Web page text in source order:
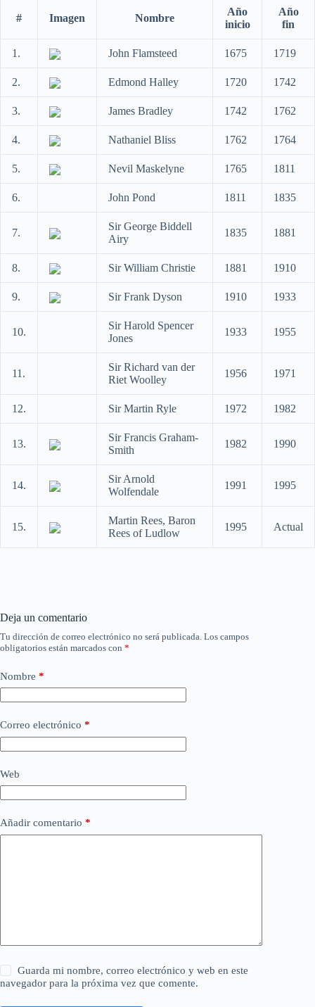
# Imagen Nombre
Año
inicio
Año
fin
1. John Flamsteed 1675 1719
2. Edmond Halley 1720 1742
3. James Bradley 1742 1762
4. Nathaniel Bliss 1762 1764
5. Nevil Maskelyne 1765 1811
6. John Pond 1811 1835
7.
Sir George Biddell
Airy
1835 1881
8. Sir William Christie 1881 1910
9. Sir Frank Dyson 1910 1933
10.
Sir Harold Spencer
Jones
1933 1955
11.
Sir Richard van der
Riet Woolley
1956 1971
12. Sir Martin Ryle 1972 1982
13.
Sir Francis Graham-
Smith
1982 1990
14.
Sir Arnold
Wolfendale
1991 1995
15.
Martin Rees, Baron
Rees of Ludlow
1995 Actual
Deja un comentario
Tu dirección de correo electrónico no será publicada. Los campos
obligatorios están marcados con *
Nombre *
Correo electrónico *
Web
Añadir comentario *
Guarda mi nombre, correo electrónico y web en este
navegador para la próxima vez que comente.